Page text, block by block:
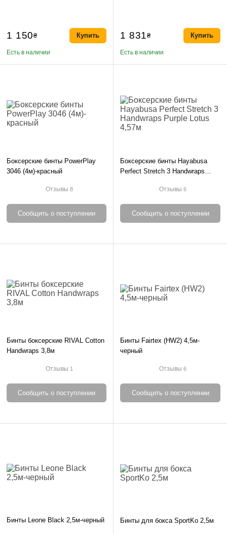
1 150₴
Есть в наличии
Купить 1 831₴
Есть в наличии
Купить
Боксерские бинты PowerPlay
3046 (4м)-красный
Отзывы8
Сообщить о поступлении
Боксерские бинты Hayabusa
Perfect Stretch 3 Handwraps
Отзывы6
Сообщить о поступлении
Бинты боксерские RIVAL Cotton
Handwraps 3,8м
Отзывы 1
Сообщить о поступлении
Бинты Fairtex (HW2) 4,5м-
черный
Отзывы6
Сообщить о поступлении
Бинты Leone Black 2,5м-черный Бинты для бокса SportKo 2,5м